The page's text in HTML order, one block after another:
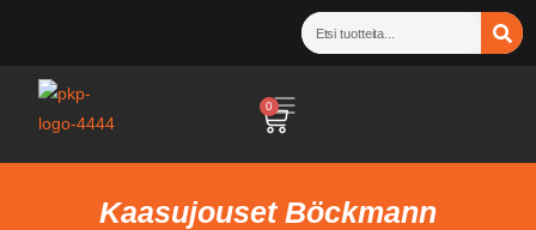
0
Kaasujouset Böckmann